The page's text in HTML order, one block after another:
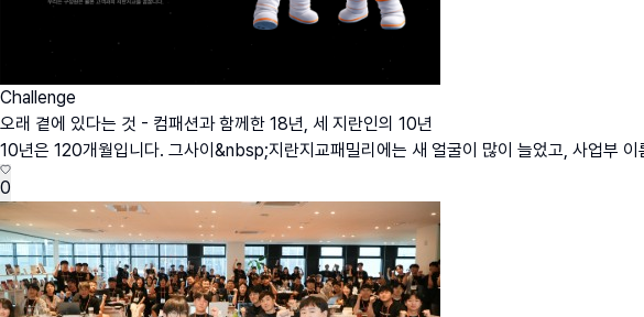
Challenge
오래 곁에 있다는 것 - 컴패션과 함께한 18년, 세 지란인의 10년
10년은 120개월입니다. 그사이&nbsp;지란지교패밀리에는 새 얼굴이 많이 늘었고, 사업부
0